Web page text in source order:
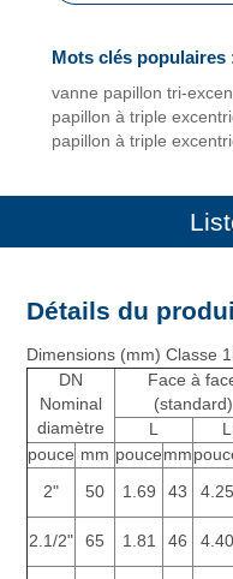
Mots clés populaires
vanne papillon tri-
papillon à triple
papillon à triple
Détails du
Dimensions (mm) Classe
DN
Nominal
diamètre
Face à
(standard)
pouce mm pouce mm
2" 50 1.69 43 4.25
2.1/2" 65 1.81 46 4.40